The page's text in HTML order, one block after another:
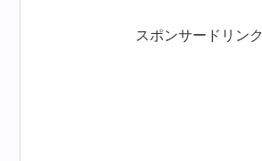
スポンサードリンク